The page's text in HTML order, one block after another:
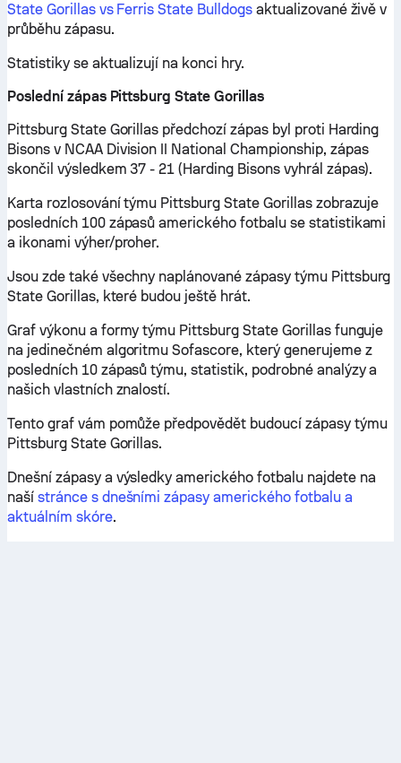
State Gorillas vs Ferris State Bulldogsaktualizované živě v
průběhu zápasu.
Statistiky se aktualizují na konci hry.
Poslední zápas Pittsburg State Gorillas
Pittsburg State Gorillas předchozí zápas byl proti Harding
Bisons v NCAA Division II National Championship, zápas
skončil výsledkem 37 - 21 (Harding Bisons vyhrál zápas).
Karta rozlosování týmu Pittsburg State Gorillas zobrazuje
posledních 100 zápasů amerického fotbalu se statistikami
a ikonami výher/proher.
Jsou zde také všechny naplánované zápasy týmu Pittsburg
State Gorillas, které budou ještě hrát.
Graf výkonu a formy týmu Pittsburg State Gorillas funguje
na jedinečném algoritmu Sofascore, který generujeme z
posledních 10 zápasů týmu, statistik, podrobné analýzy a
našich vlastních znalostí.
Tento graf vám pomůže předpovědět budoucí zápasy týmu
Pittsburg State Gorillas.
Dnešní zápasy a výsledky amerického fotbalu najdete na
naší stránce s dnešními zápasy amerického fotbalu a
aktuálním skóre.